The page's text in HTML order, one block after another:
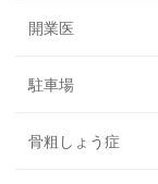
開業医
駐車場
骨粗しょう症